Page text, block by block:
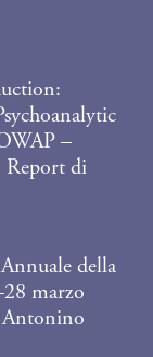
–
Report di
della
marzo